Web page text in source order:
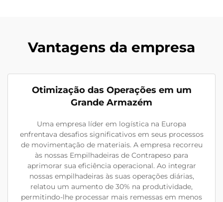
Vantagens da empresa
Otimização das Operações em um
Grande Armazém
Uma empresa líder em logística na Europa
enfrentava desafios significativos em seus processos
de movimentação de materiais. A empresa recorreu
às nossas Empilhadeiras de Contrapeso para
aprimorar sua eficiência operacional. Ao integrar
nossas empilhadeiras às suas operações diárias,
relatou um aumento de 30% na produtividade,
permitindo-lhe processar mais remessas em menos